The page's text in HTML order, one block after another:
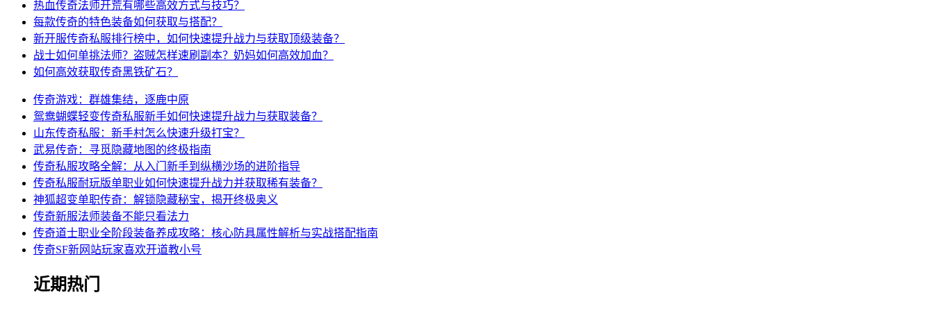
热血传奇法师开荒有哪些高效方式与技巧？
每款传奇的特色装备如何获取与搭配？
新开服传奇私服排行榜中，如何快速提升战力与获取顶级装备？
战士如何单挑法师？盗贼怎样速刷副本？奶妈如何高效加血？
如何高效获取传奇黑铁矿石？
传奇游戏：群雄集结，逐鹿中原
鸳鸯蝴蝶轻变传奇私服新手如何快速提升战力与获取装备？
山东传奇私服：新手村怎么快速升级打宝？
武易传奇：寻觅隐藏地图的终极指南
传奇私服攻略全解：从入门新手到纵横沙场的进阶指导
传奇私服耐玩版单职业如何快速提升战力并获取稀有装备？
神狐超变单职传奇：解锁隐藏秘宝，揭开终极奥义
传奇新服法师装备不能只看法力
传奇道士职业全阶段装备养成攻略：核心防具属性解析与实战搭配指南
传奇SF新网站玩家喜欢开道教小号
近期热门